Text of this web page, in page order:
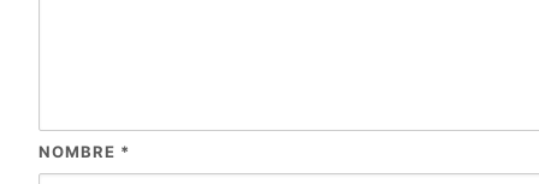
NOMBRE *